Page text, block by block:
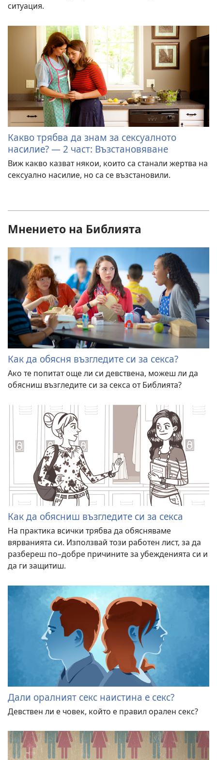
ситуация.
Какво трябва да знам за сексуалното
насилие? — 2 част: Възстановяване
Виж какво казват някои, които са станали жертва на
сексуално насилие, но са се възстановили.
Мнението на Библията
Как да обясня възгледите си за секса?
Ако те попитат още ли си девствена, можеш ли да
обясниш възгледите си за секса от Библията?
Как да обясниш възгледите си за секса
На практика всички трябва да обясняваме
вярванията си. Използвай този работен лист, за да
разбереш по–добре причините за убежденията си и
да ги защитиш.
Дали оралният секс наистина е секс?
Девствен ли е човек, който е правил орален секс?